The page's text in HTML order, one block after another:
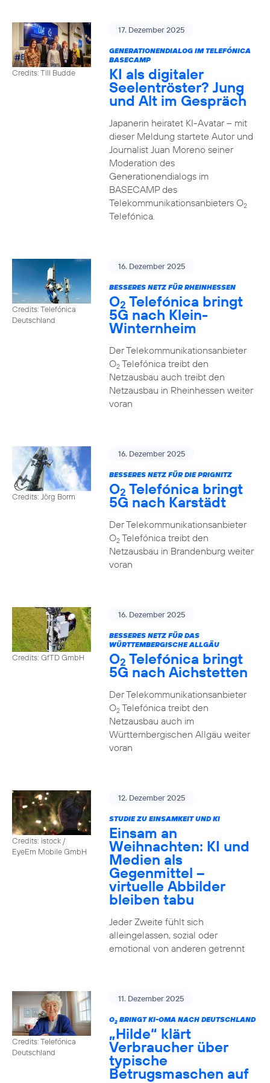
Credits: Till Budde
17. Dezember 2025
GENERATIONENDIALOG IM TELEFÓNICA
BASECAMP
KI als digitaler
Seelentröster? Jung
und Alt im Gespräch
Japanerin heiratet KI-Avatar – mit
dieser Meldung startete Autor und
Journalist Juan Moreno seiner
Moderation des
Generationendialogs im
BASECAMP des
Telekommunikationsanbieters O2
Telefónica.
Credits: Telefónica
Deutschland
16. Dezember 2025
BESSERES NETZ FÜR RHEINHESSEN
O2 Telefónica bringt
5G nach Klein-
Winternheim
Der Telekommunikationsanbieter
O2Telefónica treibt den
Netzausbau auch treibt den
Netzausbau in Rheinhessen weiter
voran
Credits: Jörg Borm
16. Dezember 2025
BESSERES NETZ FÜR DIE PRIGNITZ
O2 Telefónica bringt
5G nach Karstädt
Der Telekommunikationsanbieter
O2Telefónica treibt den
Netzausbau in Brandenburg weiter
voran
Credits: GfTD GmbH
16. Dezember 2025
BESSERES NETZ FÜR DAS
WÜRTTEMBERGISCHE ALLGÄU
O2 Telefónica bringt
5G nach Aichstetten
Der Telekommunikationsanbieter
O2Telefónica treibt den
Netzausbau auch im
Württembergischen Allgäu weiter
voran
Credits: istock /
EyeEm Mobile GmbH
12. Dezember 2025
STUDIE ZU EINSAMKEIT UND KI
Einsam an
Weihnachten: KI und
Medien als
Gegenmittel –
virtuelle Abbilder
bleiben tabu
Jeder Zweite fühlt sich
alleingelassen, sozial oder
emotional von anderen getrennt
Credits: Telefónica
Deutschland
11. Dezember 2025
O2BRINGT KI-OMA NACH DEUTSCHLAND
„Hilde“ klärt
Verbraucher über
typische
Betrugsmaschen auf